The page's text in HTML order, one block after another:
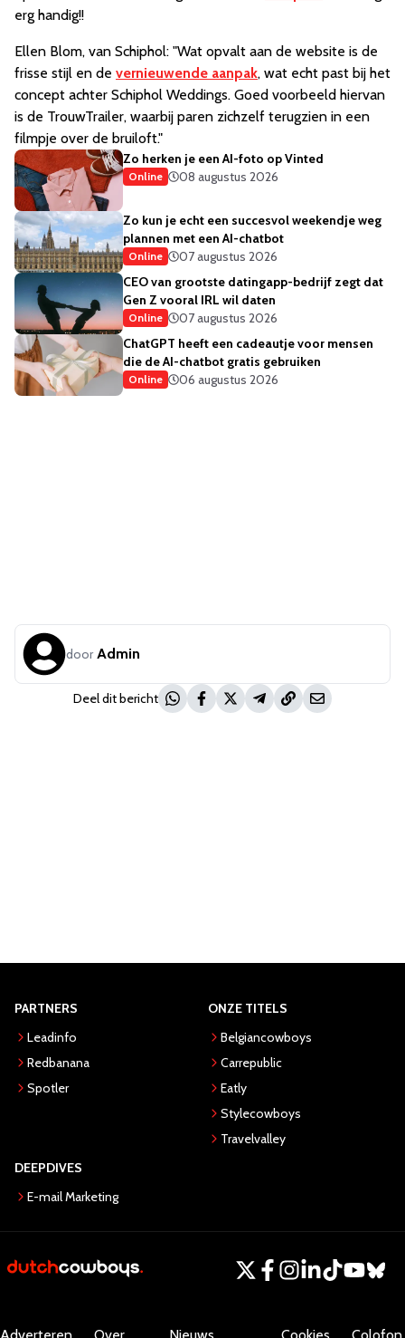
erg handig!!
Ellen Blom, van Schiphol: "Wat opvalt aan de website is de
frisse stijl en de vernieuwende aanpak, wat echt past bij het
concept achter Schiphol Weddings. Goed voorbeeld hiervan
is de TrouwTrailer, waarbij paren zichzelf terugzien in een
filmpje over de bruiloft."
Zo herken je een AI-foto op Vinted
Online 08 augustus 2026
Zo kun je echt een succesvol weekendje weg
plannen met een AI-chatbot
Online
07 augustus 2026
CEO van grootste datingapp-bedrijf zegt dat
Gen Z vooral IRL wil daten
Online
07 augustus 2026
ChatGPT heeft een cadeautje voor mensen
die de AI-chatbot gratis gebruiken
Online 06 augustus 2026
door Admin
Deel dit bericht
PARTNERS
Leadinfo
Redbanana
Spotler
ONZE TITELS
Belgiancowboys
Carrepublic
Eatly
Stylecowboys
Travelvalley
DEEPDIVES
E-mail Marketing
Adverteren Over Nieuws Cookies Colofon.